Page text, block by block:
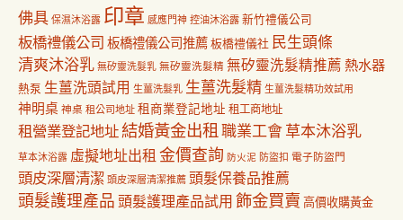
佛具 保濕沐浴露 印章 感應門神 控油沐浴露 新竹禮儀公司
板橋禮儀公司 板橋禮儀公司推薦板橋禮儀社 民生頭條
清爽沐浴乳 無矽靈洗髮乳 無矽靈洗髮精 無矽靈洗髮精推薦 熱水器
熱泵 生薑洗頭試用 生薑洗髮乳 生薑洗髮精 生薑洗髮精功效試用
神明桌 神桌 租公司地址 租商業登記地址 租工商地址
租營業登記地址結婚黃金出租職業工會草本沐浴乳
草本沐浴露 虛擬地址出租 金價查詢 防火泥 防盜扣 電子防盜門
頭皮深層清潔 頭皮深層清潔推薦 頭髮保養品推薦
頭髮護理產品 頭髮護理產品試用 飾金買賣 高價收購黃金